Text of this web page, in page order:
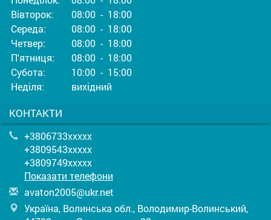
Вівторок:
08:00 - 18:00
Середа:
08:00 - 18:00
Четвер:
08:00 - 18:00
П'ятниця:
08:00 - 18:00
Субота:
10:00 - 15:00
Неділя:
вихідний
КОНТАКТИ
+3806733xxxxx
+3809543xxxxx
+3809749xxxxx
Показати телефони
avaton2005@ukr.net
Україна, Волинська обл., Володимир-Волинський,